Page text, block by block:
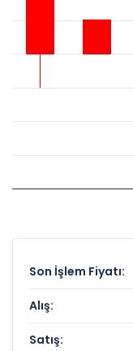
Son İşlem Fiyatı:
Alış:
Satış: